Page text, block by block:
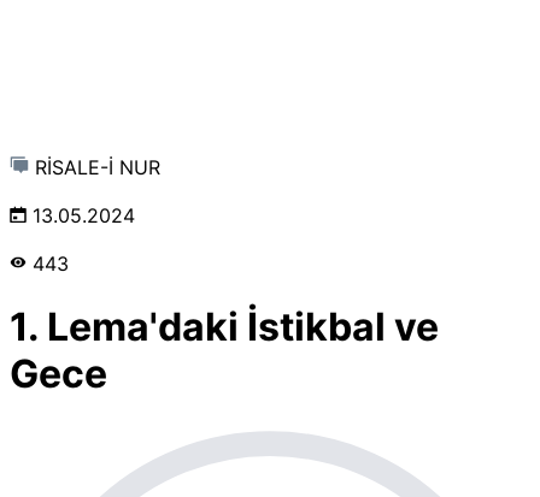
RİSALE-İ NUR
13.05.2024
443
1. Lema'daki İstikbal ve
Gece